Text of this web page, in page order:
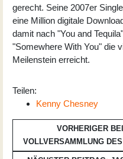
gerecht. Seine 2007er
eine Million digitale
damit nach "You and
"Somewhere With You" die
Meilenstein erreicht.
Teilen:
Kenny Chesney
VORHERIGER
VOLLVERSAMMLUNG